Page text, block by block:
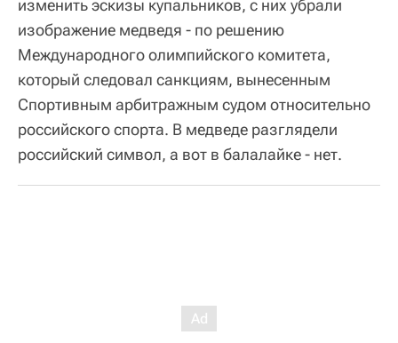
медведь, коричневый. Хотели сделать его без
клыков, сделали его, нарисовали, но все равно